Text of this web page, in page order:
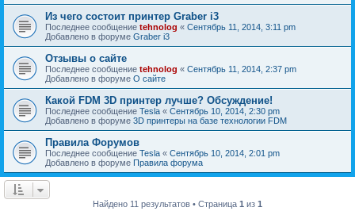
Из чего состоит принтер Graber i3
Последнее сообщение tehnolog « Сентябрь 11, 2014, 3:11 pm
Добавлено в форуме Graber i3
Отзывы о сайте
Последнее сообщение tehnolog « Сентябрь 11, 2014, 2:37 pm
Добавлено в форуме О сайте
Какой FDM 3D принтер лучше? Обсуждение!
Последнее сообщение Tesla « Сентябрь 10, 2014, 2:30 pm
Добавлено в форуме 3D принтеры на базе технологии FDM
Правила Форумов
Последнее сообщение Tesla « Сентябрь 10, 2014, 2:01 pm
Добавлено в форуме Правила форума
Найдено 11 результатов • Страница 1 из 1